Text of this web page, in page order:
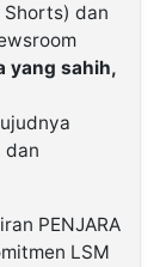
Shorts) dan
yang sahih,
dan
PENJARA
LSM